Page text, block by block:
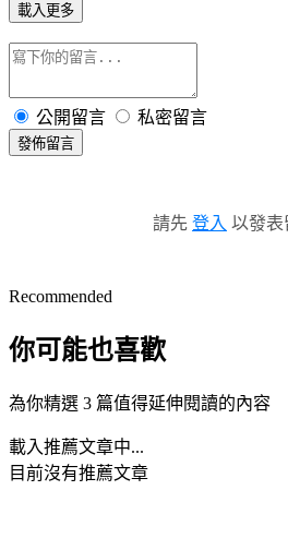
載入更多
公開留言 私密留言
發佈留言
請先 登入 以發表
Recommended
你可能也喜歡
為你精選 3 篇值得延伸閱讀的內容
載入推薦文章中...
目前沒有推薦文章